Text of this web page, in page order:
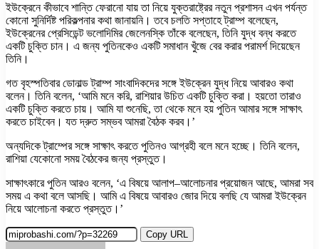
ইউক্রেনে কীভাবে শান্তি ফেরানো যায় তা নিয়ে যুক্তরাষ্ট্রের নতুন প্রশাসন এখন পর্যন্ত
কোনো সুনির্দিষ্ট পরিকল্পনার কথা জানায়নি। তবে চলতি সপ্তাহে ট্রাম্প বলেছেন,
ইউক্রেনের প্রেসিডেন্ট ভলোদিমির জেলেনস্কি তাঁকে বলেছেন, তিনি যুদ্ধ বন্ধ করতে
একটি চুক্তি চান। এ জন্য পুতিনকেও একটি সমাধান খুঁজে বের করার পরামর্শ দিয়েছেন
তিনি।
গত বৃহস্পতিবার ডোনাল্ড ট্রাম্প সাংবাদিকদের সঙ্গে ইউক্রেন যুদ্ধ নিয়ে আবারও কথা
বলেন। তিনি বলেন, ‘আমি মনে করি, রাশিয়ার উচিত একটি চুক্তি করা। হয়তো তারাও
একটি চুক্তি করতে চায়। আমি যা শুনেছি, তা থেকে মনে হয় পুতিন আমার সঙ্গে সাক্ষাৎ
করতে চাইবেন। যত দ্রুত সম্ভব আমরা বৈঠক করব।’
অন্যদিকে ট্রাম্পের সঙ্গে সাক্ষাৎ করতে পুতিনও আগ্রহী বলে মনে হচ্ছে। তিনি বলেন,
রাশিয়া যেকোনো সময় বৈঠকের জন্য প্রস্তুত।
সাক্ষাৎকারে পুতিন আরও বলেন, ‘এ বিষয়ে আলাপ–আলোচনার প্রয়োজন আছে, আমরা সব
সময় এ কথা বলে আসছি। আমি এ বিষয়ে আবারও জোর দিয়ে বলছি যে আমরা ইউক্রেন
নিয়ে আলোচনা করতে প্রস্তুত।’
Copy URL